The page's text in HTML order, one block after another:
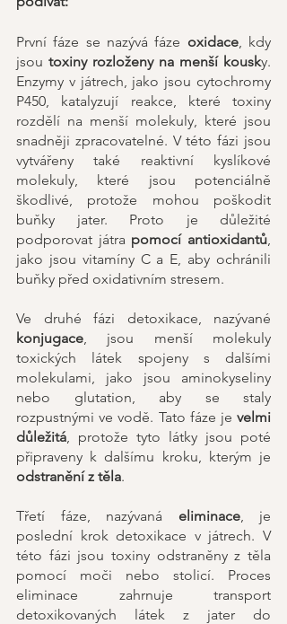
První fáze se nazývá fáze oxidace, kdy
jsou toxiny rozloženy na menší kousky.
Enzymy v játrech, jako jsou cytochromy
P450, katalyzují reakce, které toxiny
rozdělí na menší molekuly, které jsou
snadněji zpracovatelné. V této fázi jsou
vytvářeny také reaktivní kyslíkové
molekuly, které jsou potenciálně
škodlivé, protože mohou poškodit
buňky jater. Proto je důležité
podporovat játra pomocí antioxidantů,
jako jsou vitamíny C a E, aby ochránili
buňky před oxidativním stresem.
konjugace, jsou menší molekuly
toxických látek spojeny s dalšími
molekulami, jako jsou aminokyseliny
nebo glutation, aby se staly
rozpustnými ve vodě. Tato fáze je velmi
důležitá, protože tyto látky jsou poté
odstranění z těla.
Třetí fáze, nazývaná eliminace, je
poslední krok detoxikace v játrech. V
této fázi jsou toxiny odstraněny z těla
pomocí moči nebo stolicí. Proces
eliminace zahrnuje transport
detoxikovaných látek z jater do